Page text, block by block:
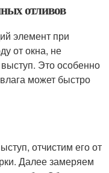
отливов
элемент при
от окна, не
Это особенно
может быстро
отчистим его от
Далее замеряем